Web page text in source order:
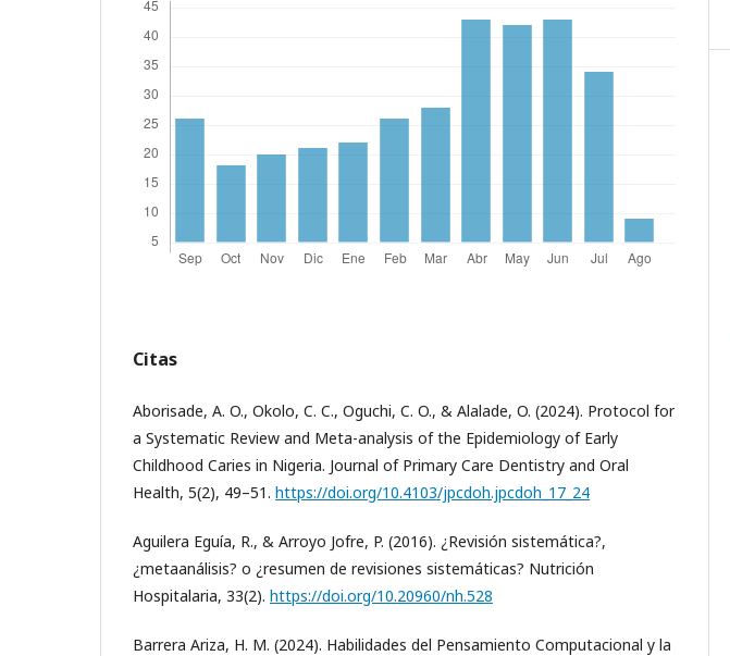
Citas
Aborisade, A. O., Okolo, C. C., Oguchi, C. O., & Alalade, O. (2024). Protocol for
a Systematic Review and Meta-analysis of the Epidemiology of Early
Childhood Caries in Nigeria. Journal of Primary Care Dentistry and Oral
Health, 5(2), 49–51. https://doi.org/10.4103/jpcdoh.jpcdoh_17_24
Aguilera Eguía, R., & Arroyo Jofre, P. (2016). ¿Revisión sistemática?,
¿metaanálisis? o ¿resumen de revisiones sistemáticas? Nutrición
Hospitalaria, 33(2). https://doi.org/10.20960/nh.528
Barrera Ariza, H. M. (2024). Habilidades del Pensamiento Computacional y la